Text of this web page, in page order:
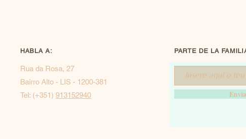
HABLA A:
Rua da Rosa, 27
Bairro Alto - LIS - 1200-381
Tel: (+351) 913152940
PARTE DE LA